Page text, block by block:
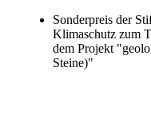
Sonderpreis der
Klimaschutz zum
dem Projekt
Steine)"